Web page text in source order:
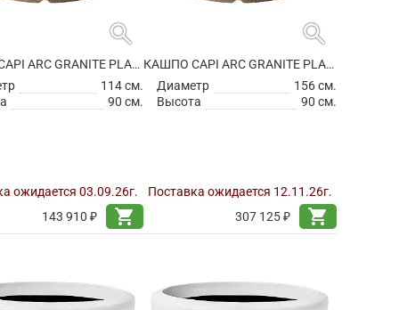
search
КАШПО CAPI ARC GRANITE PLANTER BALL WARM TAUPE
114 см.
90 см.
ожидается 03.09.26г.
143 910 ₽
shopping_cart
search
КАШПО CAPI ARC GRANITE PLANTER BALL WARM TAUPE
Диаметр
156 см.
Высота
90 см.
Поставка ожидается 12.11.26г.
307 125 ₽
shopping_cart